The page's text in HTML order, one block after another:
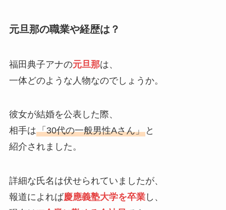
元旦那の職業や経歴は？
福田典子アナの元旦那は、
一体どのような人物なのでしょうか。
彼女が結婚を公表した際、
相手は「30代の一般男性Aさん」と
紹介されました。
詳細な氏名は伏せられていましたが、
報道によれば慶應義塾大学を卒業し、